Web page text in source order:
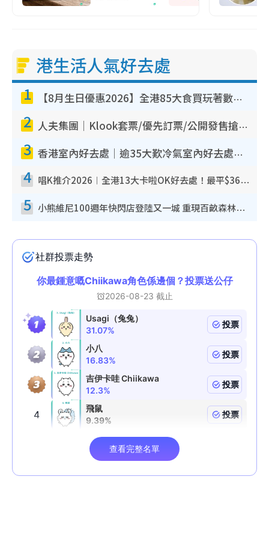
港生活人氣好去處
1 【8月生日優惠2026】全港85大食買玩著數攻略 自助餐/火鍋放題同行免費＋誠品/DONKI送現金券
2 人夫集團｜Klook套票/優先訂票/公開發售搶飛攻略！附票價.購票連結.場地座位表
3 香港室內好去處｜逾35大歎冷氣室內好去處推介 室內活動免費避雨無懼落雨
4 唱K推介2026︱全港13大卡啦OK好去處！最平$36起 日文K都有！(附地址+收費詳情)
5 小熊維尼100週年快閃店登陸又一城 重現百畝森林經典場景／獨家限定盲盒登場／專屬DIY香水